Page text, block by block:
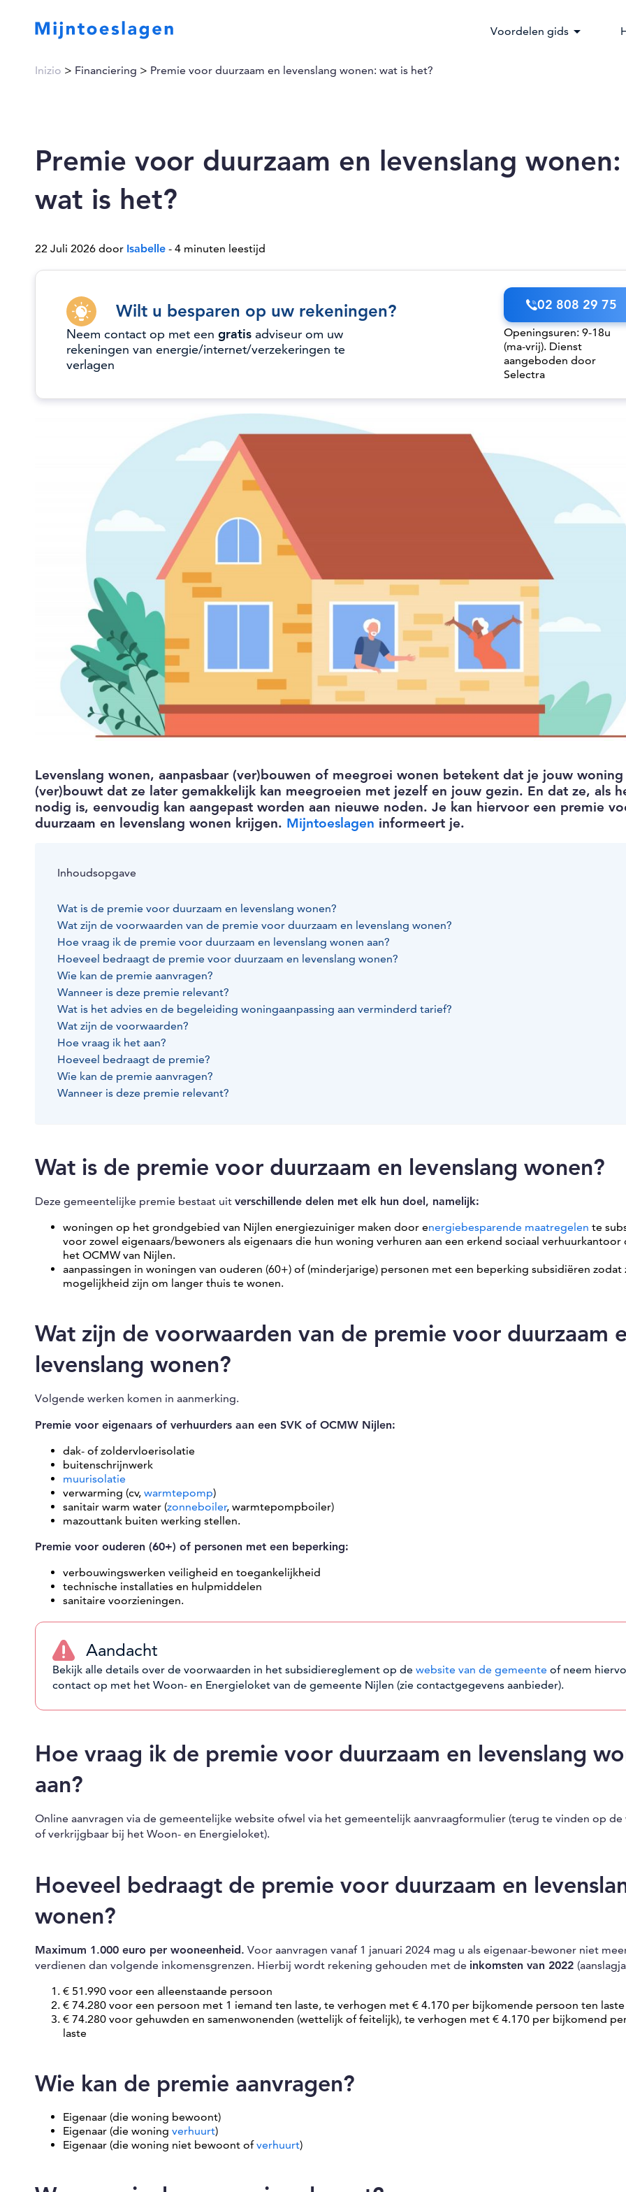
Voordelen gids arrow_drop_down
Inizio > Financiering > Premie voor duurzaam en levenslang wonen: wat is het?
Premie voor duurzaam en levenslang wonen:
wat is het?
22 Juli 2026 door Isabelle - 4 minuten leestijd
Wilt u besparen op uw rekeningen?
Neem contact op met een gratis adviseur om uw
rekeningen van energie/internet/verzekeringen te
verlagen
02 808 29 75
Openingsuren: 9-18u
(ma-vrij). Dienst
aangeboden door
Selectra
Levenslang wonen, aanpasbaar (ver)bouwen of meegroei wonen betekent dat je jouw woning
(ver)bouwt dat ze later gemakkelijk kan meegroeien met jezelf en jouw gezin. En dat ze, als
nodig is, eenvoudig kan aangepast worden aan nieuwe noden. Je kan hiervoor een premie
duurzaam en levenslang wonen krijgen. Mijntoeslagen informeert je.
Inhoudsopgave
Wat is de premie voor duurzaam en levenslang wonen?
Wat zijn de voorwaarden van de premie voor duurzaam en levenslang wonen?
Hoe vraag ik de premie voor duurzaam en levenslang wonen aan?
Hoeveel bedraagt de premie voor duurzaam en levenslang wonen?
Wie kan de premie aanvragen?
Wanneer is deze premie relevant?
Wat is het advies en de begeleiding woningaanpassing aan verminderd tarief?
Wat zijn de voorwaarden?
Hoe vraag ik het aan?
Hoeveel bedraagt de premie?
Wie kan de premie aanvragen?
Wanneer is deze premie relevant?
Wat is de premie voor duurzaam en levenslang wonen?
Deze gemeentelijke premie bestaat uit verschillende delen met elk hun doel, namelijk:
woningen op het grondgebied van Nijlen energiezuiniger maken door energiebesparende maatregelen te
voor zowel eigenaars/bewoners als eigenaars die hun woning verhuren aan een erkend sociaal verhuurkantoor
het OCMW van Nijlen.
aanpassingen in woningen van ouderen (60+) of (minderjarige) personen met een beperking subsidiëren zodat
mogelijkheid zijn om langer thuis te wonen.
Wat zijn de voorwaarden van de premie voor duurzaam
levenslang wonen?
Volgende werken komen in aanmerking.
Premie voor eigenaars of verhuurders aan een SVK of OCMW Nijlen:
dak- of zoldervloerisolatie
buitenschrijnwerk
muurisolatie
verwarming (cv, warmtepomp)
sanitair warm water (zonneboiler, warmtepompboiler)
mazouttank buiten werking stellen.
Premie voor ouderen (60+) of personen met een beperking:
verbouwingswerken veiligheid en toegankelijkheid
technische installaties en hulpmiddelen
sanitaire voorzieningen.
Aandacht
Bekijk alle details over de voorwaarden in het subsidiereglement op de website van de gemeente of neem
contact op met het Woon- en Energieloket van de gemeente Nijlen (zie contactgegevens aanbieder).
Hoe vraag ik de premie voor duurzaam en levenslang
aan?
Online aanvragen via de gemeentelijke website ofwel via het gemeentelijk aanvraagformulier (terug te vinden op de
of verkrijgbaar bij het Woon- en Energieloket).
Hoeveel bedraagt de premie voor duurzaam en
wonen?
Maximum 1.000 euro per wooneenheid. Voor aanvragen vanaf 1 januari 2024 mag u als eigenaar-bewoner niet
verdienen dan volgende inkomensgrenzen. Hierbij wordt rekening gehouden met de inkomsten van 2022
€ 51.990 voor een alleenstaande persoon
€ 74.280 voor een persoon met 1 iemand ten laste, te verhogen met € 4.170 per bijkomende persoon ten laste
€ 74.280 voor gehuwden en samenwonenden (wettelijk of feitelijk), te verhogen met € 4.170 per bijkomend
laste
Wie kan de premie aanvragen?
Eigenaar (die woning bewoont)
Eigenaar (die woning verhuurt)
Eigenaar (die woning niet bewoont ofverhuurt)